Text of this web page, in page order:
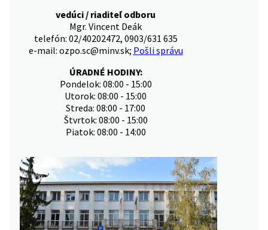
vedúci / riaditeľ odboru
Mgr. Vincent Deák
telefón: 02/40202472, 0903/631 635
e-mail: ozpo.sc@minv.sk; Pošli správu
ÚRADNÉ HODINY:
Pondelok: 08:00 - 15:00
Utorok: 08:00 - 15:00
Streda: 08:00 - 17:00
Štvrtok: 08:00 - 15:00
Piatok: 08:00 - 14:00